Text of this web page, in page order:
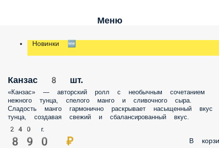
Меню
Новинки 🆕
Канзас 8 шт.
«Канзас» — авторский ролл с необычным сочетанием
нежного тунца, спелого манго и сливочного сыра.
Сладость манго гармонично раскрывает насыщенный вкус
тунца, создавая свежий и сбалансированный вкус.
240 г.
890 ₽ В